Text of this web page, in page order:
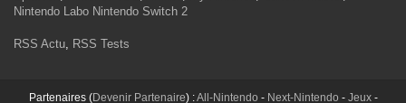
Nintendo Labo Nintendo Switch 2
RSS Actu, RSS Tests
Partenaires (Devenir Partenaire) :All-Nintendo - Next-Nintendo - Jeux-